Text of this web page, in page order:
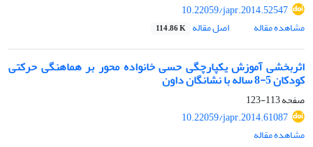
10.22059/japr.2014.52547
مشاهده مقاله
اصل مقاله 114.86 K
اثربخشی آموزش یکپارچگی حسی خانواده محور بر هماهنگی حرکتی
کودکان 5-8 ساله با نشانگان داون
صفحه113-123
10.22059/japr.2014.61087
مشاهده مقاله